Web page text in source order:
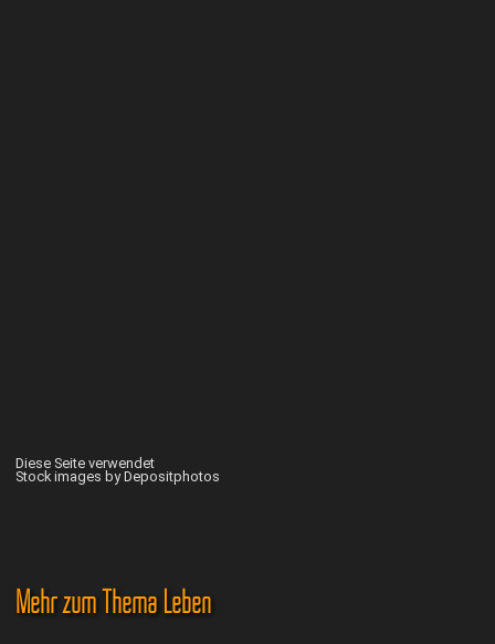
Diese Seite verwendet
Stock images by Depositphotos
Mehr zum Thema Leben